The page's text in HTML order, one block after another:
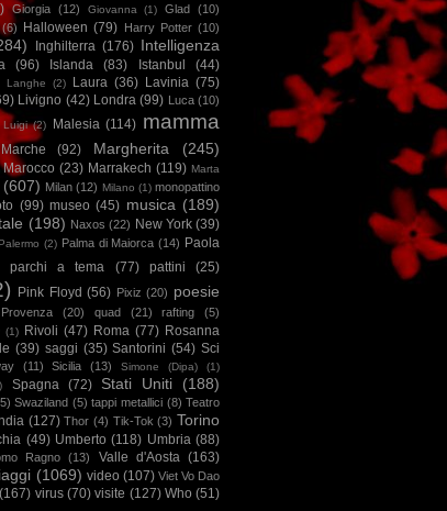
Giorgia (12) Giovanna (1) Glad (10)
(6) Halloween (79) Harry Potter (10)
Inghilterra (176) Intelligenza
(96) Islanda (83) Istanbul (44)
Langhe (2) Laura (36) Lavinia (75)
Livigno (42) Londra (99) Luca (10)
Luigi (2) Malesia (114) mamma
Marche (92) Margherita (245)
Marocco (23) Marrakech (119) Marta
(607) Milan (12) Milano (1) monopattino
(99) museo (45) musica (189)
(198) Naxos (22) New York (39)
Palermo (2) Palma di Maiorca (14) Paola
parchi a tema (77) pattini (25)
Pink Floyd (56) Pixiz (20) poesie
Provenza (20) quad (21) rafting (5)
(1) Rivoli (47) Roma (77) Rosanna
(39) saggi (35) Santorini (54) Sci
(11) Sicilia (13) Simone (Dipa) (1)
Spagna (72) Stati Uniti (188)
Swaziland (5) tappi metallici (8) Teatro
(127) Thor (4) Tik-Tok (3) Torino
(49) Umberto (118) Umbria (88)
Ragno (13) Valle d'Aosta (163)
(1069) video (107) Viet Vo Dao
(167) virus (70) visite (127) Who (51)